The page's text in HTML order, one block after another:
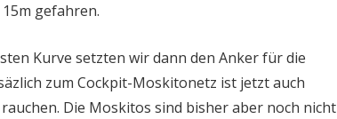
gefahren.
Kurve setzten wir dann den Anker für die
zum Cockpit-Moskitonetz ist jetzt auch
Die Moskitos sind bisher aber noch nicht